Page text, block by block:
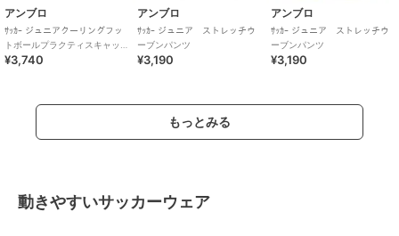
アンブロ
ｻｯｶｰ ジュニアクーリングフッ
トボールプラクティスキャッ
プ
¥3,740
アンブロ
ｻｯｶｰ ジュニア ストレッチウ
ーブンパンツ
¥3,190
アンブロ
ｻｯｶｰ ジュニア ストレッチウ
ーブンパンツ
¥3,190
もっとみる
動きやすいサッカーウェア